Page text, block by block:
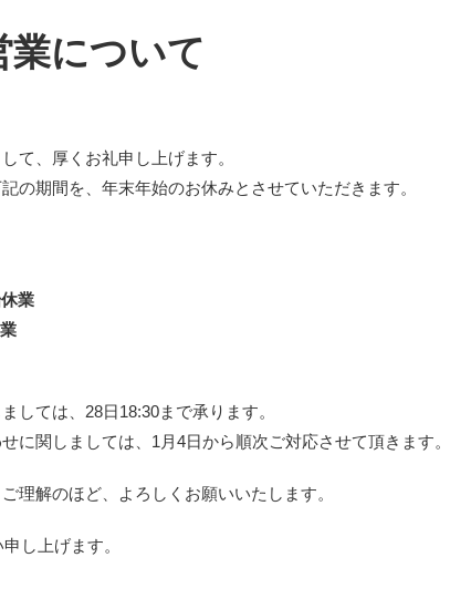
業について
て、厚くお礼申し上げます。
の期間を、年末年始のお休みとさせていただきます。
業
しては、28日18:30まで承ります。
に関しましては、1月4日から順次ご対応させて頂きます。
理解のほど、よろしくお願いいたします。
し上げます。
資料請求